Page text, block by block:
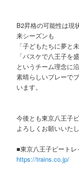
B2昇格の可能性は現
来シーズンも
「子どもたちに夢と
「バスケで八王子を
というチーム理念に
素晴らしいプレーで
います。
今後とも東京八王子
よろしくお願いいたし
■東京八王子ビートレ
https://trains.co.jp/